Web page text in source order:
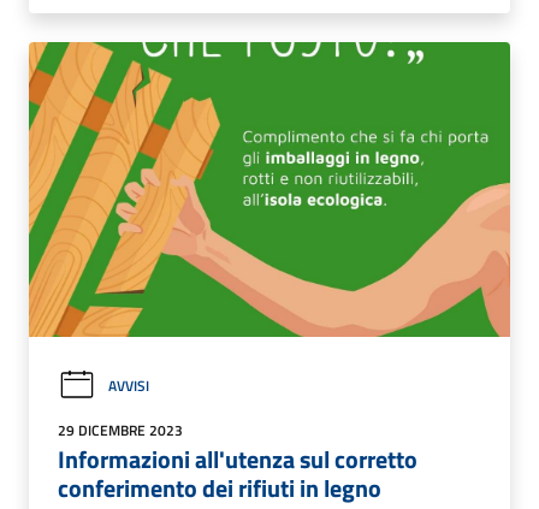
AVVISI
29 DICEMBRE 2023
Informazioni all'utenza sul corretto
conferimento dei rifiuti in legno